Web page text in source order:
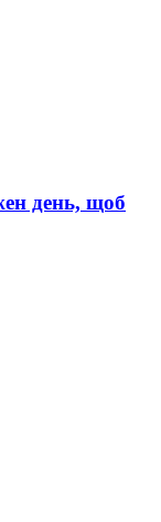
день, щоб